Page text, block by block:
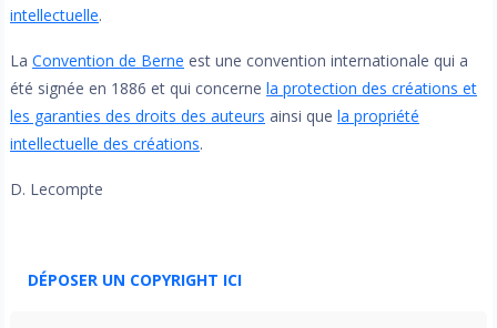
intellectuelle.
La Convention de Berne est une convention internationale qui a
été signée en 1886 et qui concerne la protection des créations et
les garanties des droits des auteurs ainsi que la propriété
intellectuelle des créations.
D. Lecompte
DÉPOSER UN COPYRIGHT ICI